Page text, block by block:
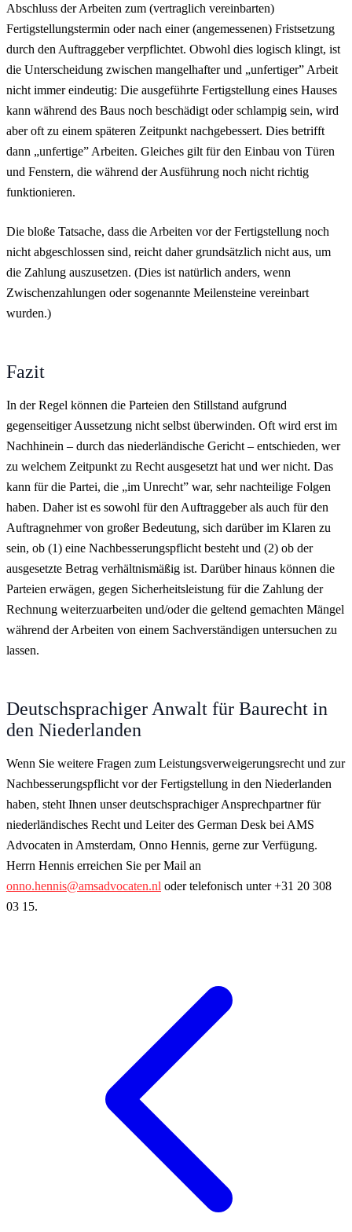
Abschluss der Arbeiten zum (vertraglich vereinbarten)
Fertigstellungstermin oder nach einer (angemessenen) Fristsetzung
durch den Auftraggeber verpflichtet. Obwohl dies logisch klingt, ist
die Unterscheidung zwischen mangelhafter und „unfertiger” Arbeit
nicht immer eindeutig: Die ausgeführte Fertigstellung eines Hauses
kann während des Baus noch beschädigt oder schlampig sein, wird
aber oft zu einem späteren Zeitpunkt nachgebessert. Dies betrifft
dann „unfertige” Arbeiten. Gleiches gilt für den Einbau von Türen
und Fenstern, die während der Ausführung noch nicht richtig
funktionieren.
Die bloße Tatsache, dass die Arbeiten vor der Fertigstellung noch
nicht abgeschlossen sind, reicht daher grundsätzlich nicht aus, um
die Zahlung auszusetzen. (Dies ist natürlich anders, wenn
Zwischenzahlungen oder sogenannte Meilensteine vereinbart
wurden.)
Fazit
In der Regel können die Parteien den Stillstand aufgrund
gegenseitiger Aussetzung nicht selbst überwinden. Oft wird erst im
Nachhinein – durch das niederländische Gericht – entschieden, wer
zu welchem Zeitpunkt zu Recht ausgesetzt hat und wer nicht. Das
kann für die Partei, die „im Unrecht” war, sehr nachteilige Folgen
haben. Daher ist es sowohl für den Auftraggeber als auch für den
Auftragnehmer von großer Bedeutung, sich darüber im Klaren zu
sein, ob (1) eine Nachbesserungspflicht besteht und (2) ob der
ausgesetzte Betrag verhältnismäßig ist. Darüber hinaus können die
Parteien erwägen, gegen Sicherheitsleistung für die Zahlung der
Rechnung weiterzuarbeiten und/oder die geltend gemachten Mängel
während der Arbeiten von einem Sachverständigen untersuchen zu
lassen.
Deutschsprachiger Anwalt für Baurecht in
den Niederlanden
Wenn Sie weitere Fragen zum Leistungsverweigerungsrecht und zur
Nachbesserungspflicht vor der Fertigstellung in den Niederlanden
haben, steht Ihnen unser deutschsprachiger Ansprechpartner für
niederländisches Recht und Leiter des German Desk bei AMS
Advocaten in Amsterdam, Onno Hennis, gerne zur Verfügung.
Herrn Hennis erreichen Sie per Mail an
onno.hennis@amsadvocaten.nl oder telefonisch unter +31 20 308
03 15.